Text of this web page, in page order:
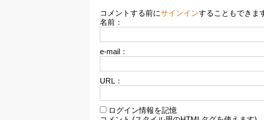
コメントする前にサインインすることもできま
名前：
e-mail：
URL：
ログイン情報を記憶